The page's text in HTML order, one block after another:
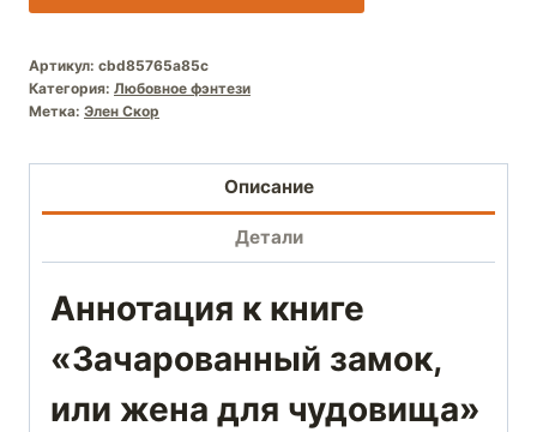
Артикул: cbd85765a85c
Категория: Любовное фэнтези
Метка: Элен Скор
Описание
Детали
Аннотация к книге
«Зачарованный замок,
или жена для чудовища»